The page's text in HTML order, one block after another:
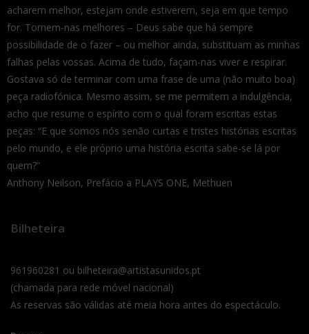
acharem melhor, estejam onde estiverem, seja em que tempo
for. Tornem-nas melhores – Deus sabe que há sempre
possibilidade de o fazer – ou melhor ainda, substituam as minhas
falhas pelas vossas. Acima de tudo, façam-nas viver e respirar.
Gostava só de terminar com uma frase de uma (não muito boa)
peça radiofónica. Mesmo assim, se me permitem a indulgência,
acho que resume o espírito com o qual foram escritas estas
peças: “E que somos nós senão curtas e tristes histórias escritas
pelo mundo, e ele próprio uma história escrita sabe-se lá por
quem?”
Anthony Neilson, Prefácio a PLAYS ONE, Methuen
Bilheteira
961960281 ou bilheteira@artistasunidos.pt
(chamada para rede móvel nacional)
As reservas são válidas até meia hora antes do espectáculo.